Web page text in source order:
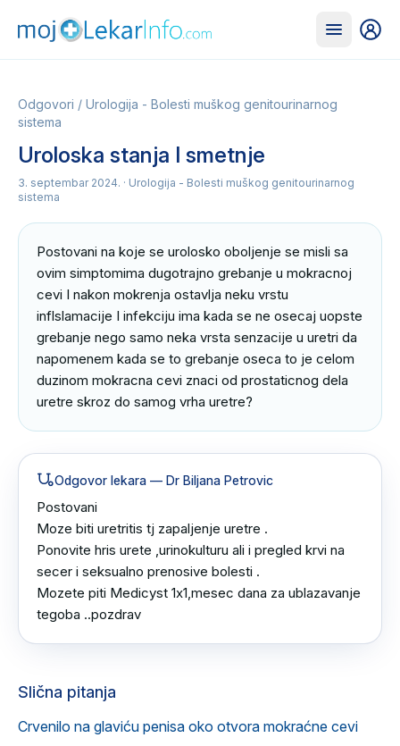
Odgovori / Urologija - Bolesti muškog genitourinarnog
sistema
Uroloska stanja I smetnje
3. septembar 2024. · Urologija - Bolesti muškog genitourinarnog
sistema
Postovani na koje se urolosko oboljenje se misli sa
ovim simptomima dugotrajno grebanje u mokracnoj
cevi I nakon mokrenja ostavlja neku vrstu
inflslamacije I infekciju ima kada se ne osecaj uopste
grebanje nego samo neka vrsta senzacije u uretri da
napomenem kada se to grebanje oseca to je celom
duzinom mokracna cevi znaci od prostaticnog dela
uretre skroz do samog vrha uretre?
Odgovor lekara — Dr Biljana Petrovic
Postovani
Moze biti uretritis tj zapaljenje uretre .
Ponovite hris urete ,urinokulturu ali i pregled krvi na
secer i seksualno prenosive bolesti .
Mozete piti Medicyst 1x1,mesec dana za ublazavanje
tegoba ..pozdrav
Slična pitanja
Crvenilo na glaviću penisa oko otvora mokraćne cevi